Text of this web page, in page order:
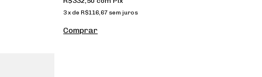
3x de R$116,67 sem juros